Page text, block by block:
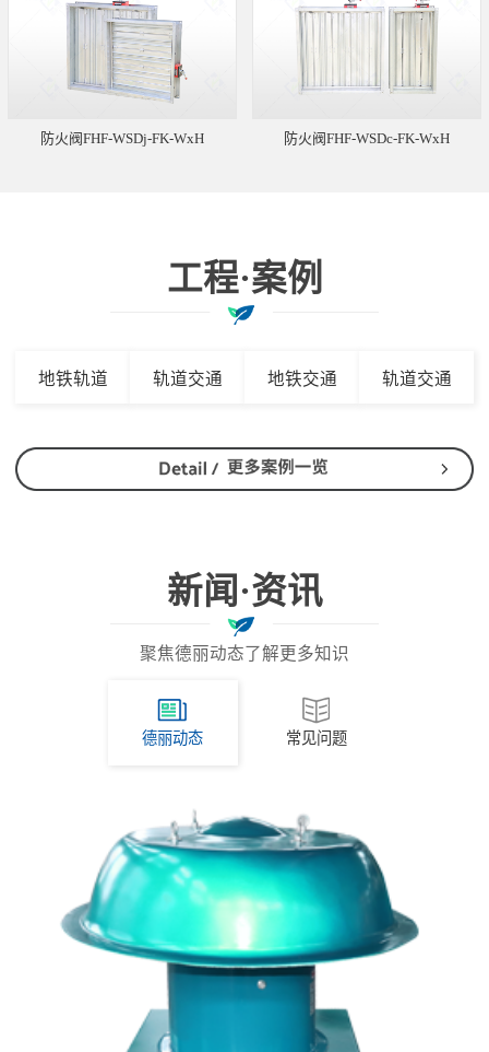
防火阀FHF-WSDj-FK-WxH 防火阀FHF-WSDc-FK-WxH
工程·案例
地铁轨道 轨道交通 地铁交通 轨道交通
新闻·资讯
聚焦德丽动态了解更多知识
德丽动态 常见问题